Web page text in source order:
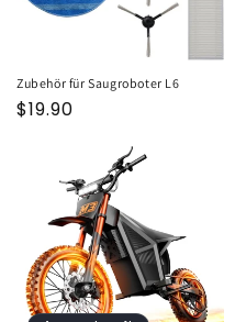
Zubehör für Saugroboter L6
Normaler
$19.90